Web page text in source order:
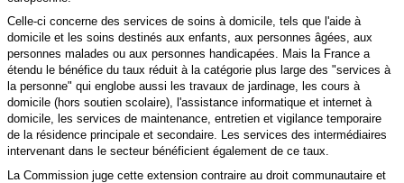
Celle-ci concerne des services de soins à domicile, tels que l'aide à
domicile et les soins destinés aux enfants, aux personnes âgées, aux
personnes malades ou aux personnes handicapées. Mais la France a
étendu le bénéfice du taux réduit à la catégorie plus large des "services à
la personne" qui englobe aussi les travaux de jardinage, les cours à
domicile (hors soutien scolaire), l'assistance informatique et internet à
domicile, les services de maintenance, entretien et vigilance temporaire
de la résidence principale et secondaire. Les services des intermédiaires
intervenant dans le secteur bénéficient également de ce taux.
La Commission juge cette extension contraire au droit communautaire et